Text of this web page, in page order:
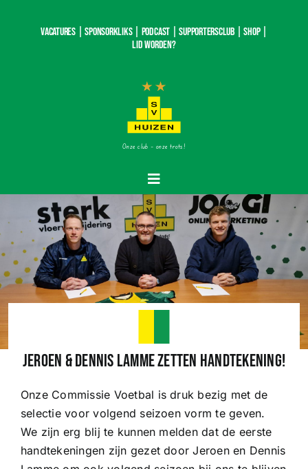
Vacatures | SponsorKliks | Podcast |Supportersclub|Shop|
Lid worden?
Onze club – onze trots!
Toggle
Navigatie
Home
Nieuws
Teams
Wedstrijden
Trainingsschema
Leden
Jeroen & Dennis Lamme zetten handtekening!
Onze Commissie Voetbal is druk bezig met de
selectie voor volgend seizoen vorm te geven.
We zijn erg blij te kunnen melden dat de eerste
handtekeningen zijn gezet door Jeroen en Dennis